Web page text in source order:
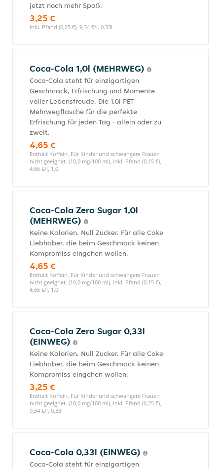
jetzt noch mehr Spaß.
3,25 €
inkl. Pfand (0,25 €), 9,34 €/l, 0,33l
Coca-Cola 1,0l (MEHRWEG)
Coca-Cola steht für einzigartigen
Geschmack, Erfrischung und Momente
voller Lebensfreude. Die 1,0l PET
Mehrwegflasche für die perfekte
Erfrischung für jeden Tag - allein oder zu
zweit.
4,65 €
Enthält Koffein. Für Kinder und schwangere Frauen
nicht geeignet. (10,0 mg/100 ml), inkl. Pfand (0,15 €),
4,65 €/l, 1,0l
Coca-Cola Zero Sugar 1,0l
(MEHRWEG)
Keine Kalorien. Null Zucker. Für alle Coke
Liebhaber, die beim Geschmack keinen
Kompromiss eingehen wollen.
4,65 €
Enthält Koffein. Für Kinder und schwangere Frauen
nicht geeignet. (10,0 mg/100 ml), inkl. Pfand (0,15 €),
4,65 €/l, 1,0l
Coca-Cola Zero Sugar 0,33l
(EINWEG)
Keine Kalorien. Null Zucker. Für alle Coke
Liebhaber, die beim Geschmack keinen
Kompromiss eingehen wollen.
3,25 €
Enthält Koffein. Für Kinder und schwangere Frauen
nicht geeignet. (10,0 mg/100 ml), inkl. Pfand (0,25 €),
9,34 €/l, 0,33l
Coca-Cola 0,33l (EINWEG)
Coca-Cola steht für einzigartigen